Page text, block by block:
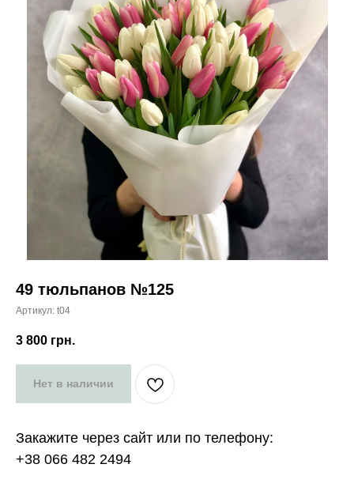
49 тюльпанов №125
Артикул: t04
3 800 грн.
Нет в наличии
Закажите через сайт или по телефону:
+38 066 482 2494